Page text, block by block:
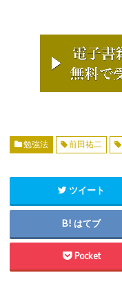
勉強法 前田祐二
ツイート
はてブ
Pocket